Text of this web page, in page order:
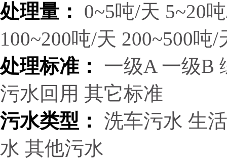
处理量： 0~5吨/天 5~20
100~200吨/天 200~500吨/
处理标准：
一级A 一级B
污水回用 其它标准
污水类型：
洗车污水 生
水 其他污水